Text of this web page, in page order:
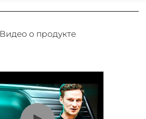
Видео о продукте